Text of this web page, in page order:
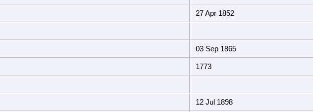
27 Apr 1852
03 Sep 1865
1773
12 Jul 1898